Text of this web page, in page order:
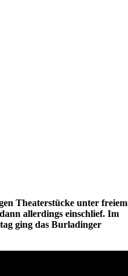
Theaterstücke unter freiem
allerdings einschlief. Im
ging das Burladinger